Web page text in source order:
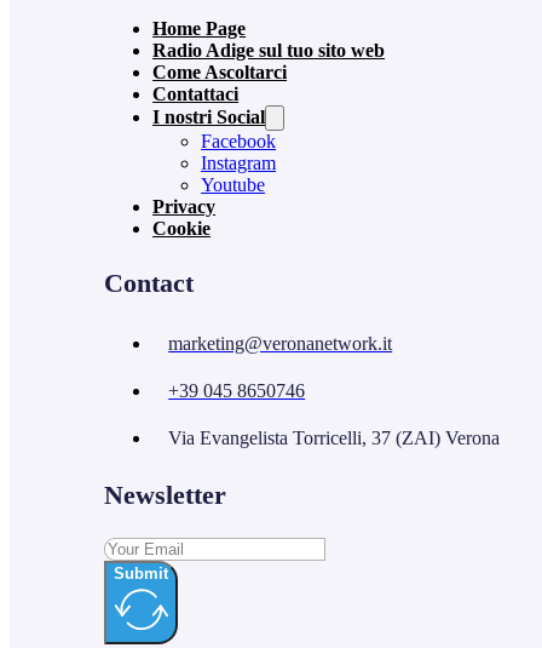
Home Page
Radio Adige sul tuo sito web
Come Ascoltarci
Contattaci
I nostri Social
Facebook
Instagram
Youtube
Privacy
Cookie
Contact
marketing@veronanetwork.it
+39 045 8650746
Via Evangelista Torricelli, 37 (ZAI) Verona
Newsletter
Submit